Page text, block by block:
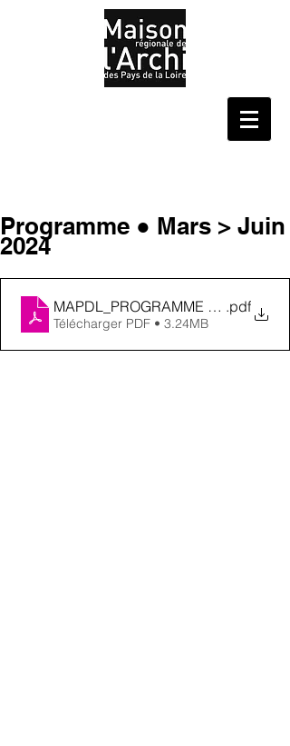
Programme ● Mars > Juin
2024
MAPDL_PROGRAMME 1e semestre
.pdf
Télécharger PDF • 3.24MB